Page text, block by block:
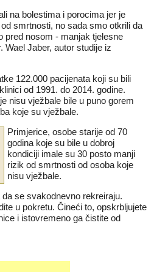
na bolestima i porocima jer je
smrtnosti, no sada smo otkrili da
pred nosom - manjak tjelesne
Wael Jaber, autor studije iz
122.000 pacijenata koji su bili
od 1991. do 2014. godine.
nisu vježbale bile u puno gorem
koje su vježbale.
Primjerice, osobe starije od 70
godina koje su bile u dobroj
kondiciji imale su 30 posto manji
rizik od smrtnosti od osoba koje
nisu vježbale.
se svakodnevno rekreiraju.
u pokretu. Čineći to, opskrbljujete
i istovremeno ga čistite od